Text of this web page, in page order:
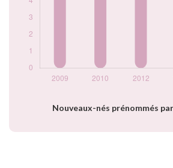
Nouveaux-nés prénommés